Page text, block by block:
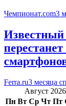
Чемпионат.com3
Известный
Ferra.ru3 месяца
Август 2026
Пн Вт Ср Чт Пт